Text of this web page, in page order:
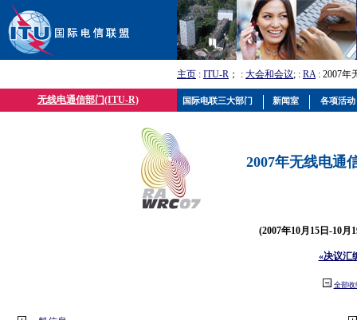
主页 : ITU-R ； : 大会和会议; : RA: 2007年
无线电通信部门(ITU-R)
2007年无线电通
(2007年10月15日-10月
«决议汇
全部收
国际电联三大部门 新闻室 各项活动